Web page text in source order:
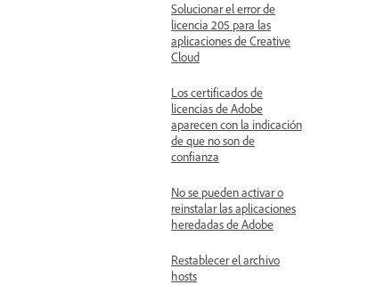
Solucionar el error de
licencia 205 para las
aplicaciones de Creative
Cloud
Los certificados de
licencias de Adobe
aparecen con la indicación
de que no son de
confianza
No se pueden activar o
reinstalar las aplicaciones
heredadas de Adobe
Restablecer el archivo
hosts